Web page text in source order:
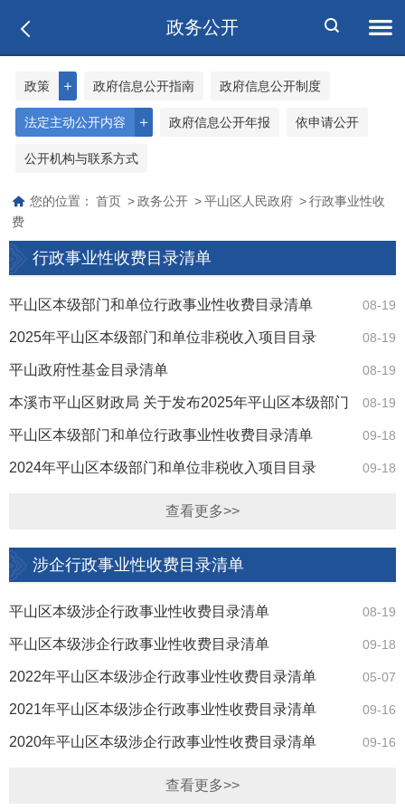
政务公开
＋
政策 政府信息公开指南 政府信息公开制度
＋
法定主动公开内容 政府信息公开年报 依申请公开
公开机构与联系方式
您的位置： 首页 > 政务公开 > 平山区人民政府 > 行政事业性收
费
行政事业性收费目录清单
08-19
平山区本级部门和单位行政事业性收费目录清单
08-19
2025年平山区本级部门和单位非税收入项目目录
08-19
平山政府性基金目录清单
08-19
本溪市平山区财政局 关于发布2025年平山区本级部门
和单位非税收入项目目录的通知 09-18
平山区本级部门和单位行政事业性收费目录清单
09-18
2024年平山区本级部门和单位非税收入项目目录
查看更多>>
涉企行政事业性收费目录清单
08-19
平山区本级涉企行政事业性收费目录清单
09-18
平山区本级涉企行政事业性收费目录清单
05-07
2022年平山区本级涉企行政事业性收费目录清单
09-16
2021年平山区本级涉企行政事业性收费目录清单
09-16
2020年平山区本级涉企行政事业性收费目录清单
查看更多>>